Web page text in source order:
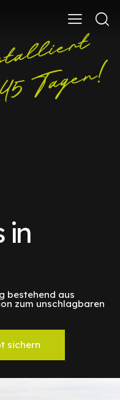
in
bestehend aus
zum unschlagbaren
sichern